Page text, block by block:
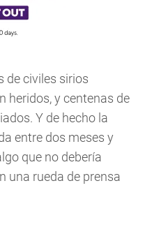
de civiles sirios
heridos, y centenas de
Y de hecho la
entre dos meses y
que no debería
una rueda de prensa